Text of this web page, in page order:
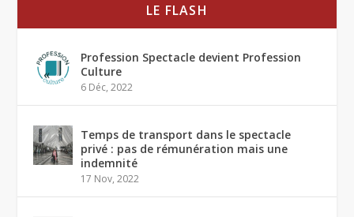
LE FLASH
Profession Spectacle devient Profession
Culture
6 Déc, 2022
Temps de transport dans le spectacle
privé : pas de rémunération mais une
indemnité
17 Nov, 2022